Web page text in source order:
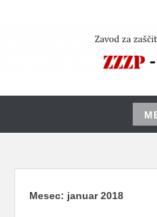
Skip
content
Mesec: januar 2018